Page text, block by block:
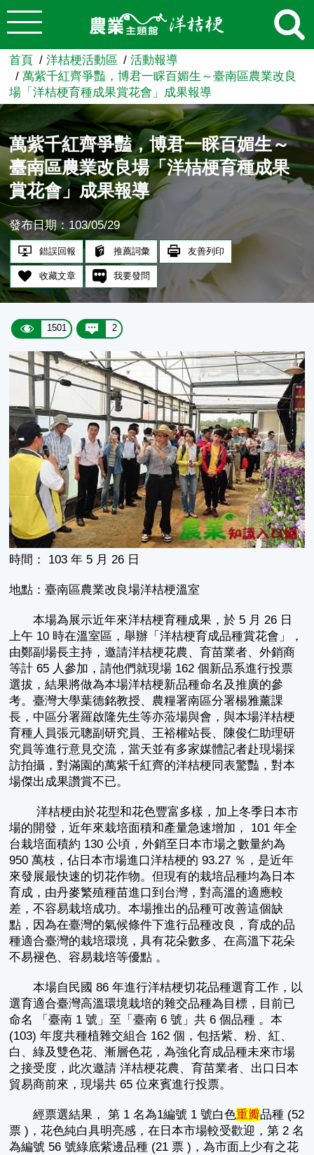
跳到主要內容
農業知識入口網
首頁 洋桔梗活動區
活動報導
萬紫千紅齊爭豔，博君一睬百媚生～臺南區農業改良
場「洋桔梗育種成果賞花會」成果報導
萬紫千紅齊爭豔，博君一睬百媚生～
臺南區農業改良場「洋桔梗育種成果
賞花會」成果報導
發布日期：103/05/29
錯誤回報 推薦詞彙 友善列印
收藏文章 我要發問
1501 2
時間： 103 年 5 月 26 日
地點：臺南區農業改良場洋桔梗溫室
本場為展示近年來洋桔梗育種成果，於 5 月 26 日
上午 10 時在溫室區，舉辦「洋桔梗育成品種賞花會」，
由鄭副場長主持，邀請洋桔梗花農、育苗業者、外銷商
等計 65 人參加，請他們就現場 162 個新品系進行投票
選拔，結果將做為本場洋桔梗新品種命名及推廣的參
考。臺灣大學葉德銘教授、農糧署南區分署楊雅薰課
長，中區分署羅啟隆先生等亦蒞場與會，與本場洋桔梗
育種人員張元聰副研究員、王裕權站長、陳俊仁助理研
究員等進行意見交流，當天並有多家媒體記者赴現場採
訪拍攝，對滿園的萬紫千紅齊的洋桔梗同表驚豔，對本
場傑出成果讚賞不已。
洋桔梗由於花型和花色豐富多樣，加上冬季日本市
場的開發，近年來栽培面積和產量急速增加， 101 年全
台栽培面積約 130 公頃，外銷至日本市場之數量約為
950 萬枝，佔日本市場進口洋桔梗的 93.27 ％，是近年
來發展最快速的切花作物。但現有的栽培品種均為日本
育成，由丹麥繁殖種苗進口到台灣，對高溫的適應較
差，不容易栽培成功。本場推出的品種可改善這個缺
點，因為在臺灣的氣候條件下進行品種改良，育成的品
種適合臺灣的栽培環境，具有花朵數多、在高溫下花朵
不易褪色、容易栽培等優點 。
本場自民國 86 年進行洋桔梗切花品種選育工作，以
選育適合臺灣高溫環境栽培的雜交品種為目標，目前已
命名 「臺南 1 號」至「臺南 6 號」共 6 個品種 。本
(103) 年度共種植雜交組合 162 個，包括紫、粉、紅、
白、綠及雙色花、漸層色花，為強化育成品種未來市場
之接受度，此次邀請 洋桔梗花農、育苗業者、出口日本
貿易商前來，現場共 65 位來賓進行投票。
經票選結果， 第 1 名為1編號 1 號白色重瓣品種 (52
票 )，花色純白具明亮感，在日本市場較受歡迎，第 2 名
為編號 56 號綠底紫邊品種 (21 票 )，為市面上少有之花